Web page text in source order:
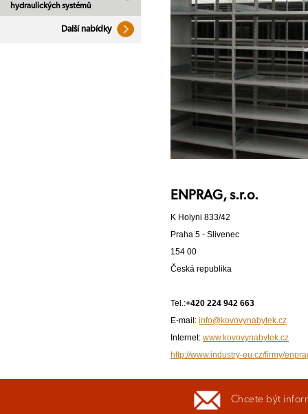
hydraulických systémů
Další nabídky
ENPRAG, s.r.o.
K Holyni 833/42
Praha 5 - Slivenec
154 00
Česká republika
Tel.:+420 224 942 663
E-mail: info@kovovynabytek.cz
Internet: www.kovovynabytek.cz
http://www.industry-eu.cz/firmy/
Chcete být